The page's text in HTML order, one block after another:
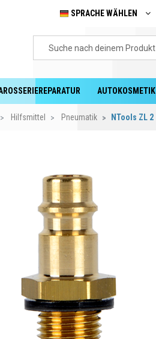
SPRACHE WÄHLEN
AUTOKOSMETIK
Hilfsmittel Pneumatik NTools ZL 2